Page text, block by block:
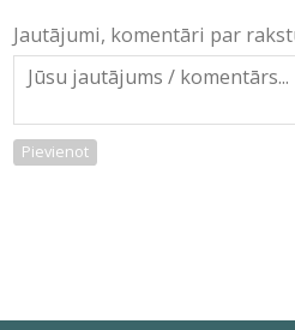
Jautājumi, komentāri par
Pievienot